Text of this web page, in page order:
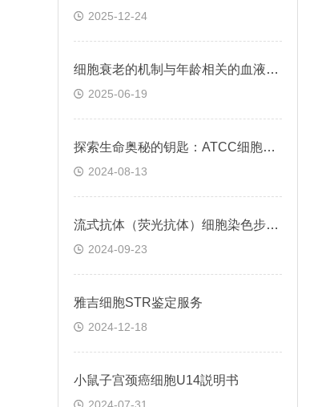
2025-12-24
细胞衰老的机制与年龄相关的血液凝固有关
2025-06-19
探索生命奥秘的钥匙：ATCC细胞株的科学之旅
2024-08-13
流式抗体（荧光抗体）细胞染色步骤与注意事项
2024-09-23
雅吉细胞STR鉴定服务
2024-12-18
小鼠子宫颈癌细胞U14説明书